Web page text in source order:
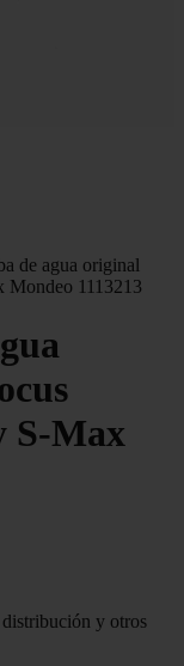
de agua original
Mondeo 1113213
S-Max
y otros